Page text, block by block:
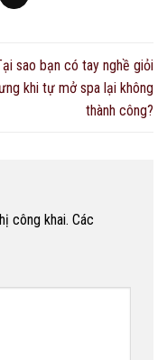
sao bạn có tay nghề giỏi
khi tự mở spa lại không
thành công?
công khai. Các